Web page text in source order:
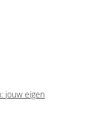
jouw eigen